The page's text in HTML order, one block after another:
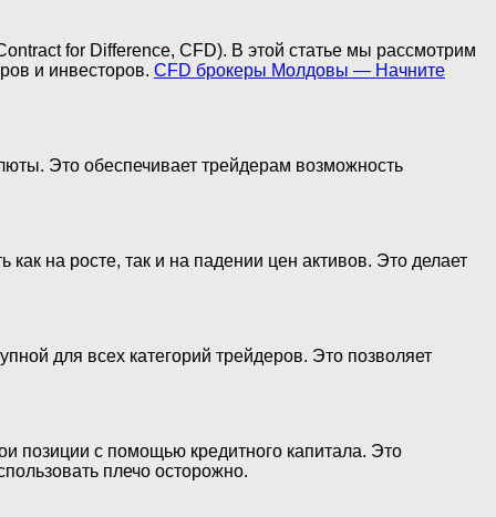
for Difference, CFD). В этой статье мы рассмотрим
и инвесторов. CFD брокеры Молдовы — Начните
Это обеспечивает трейдерам возможность
на росте, так и на падении цен активов. Это делает
для всех категорий трейдеров. Это позволяет
позиции с помощью кредитного капитала. Это
плечо осторожно.